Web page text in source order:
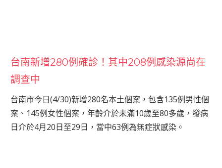
台南新增280例確診！其中208例感染源尚在
調查中
台南市今日(4/30)新增280名本土個案，包含135例男性個
案、145例女性個案，年齡介於未滿10歲至80多歲，發病
日介於4月20日至29日，當中63例為無症狀感染。